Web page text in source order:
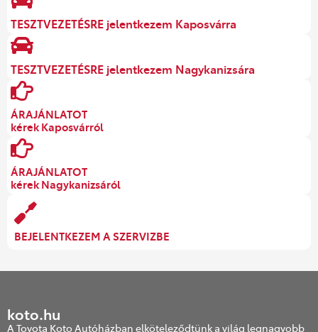
TESZTVEZETÉSRE jelentkezem Kaposvárra
TESZTVEZETÉSRE jelentkezem Nagykanizsára
ÁRAJÁNLATOT
kérek Kaposvárról
ÁRAJÁNLATOT
kérek Nagykanizsáról
BEJELENTKEZEM A SZERVIZBE
koto.hu
A Toyota Koto Autóházban elköteleződtünk a világ legnagyobb